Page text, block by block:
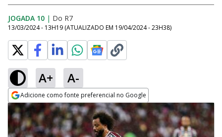
JOGADA 10 | Do R7
13/03/2024 - 13H19 (ATUALIZADO EM 19/04/2024 - 23H38)
A+ A-
Adicione como fonte preferencial no Google
Opens in new window